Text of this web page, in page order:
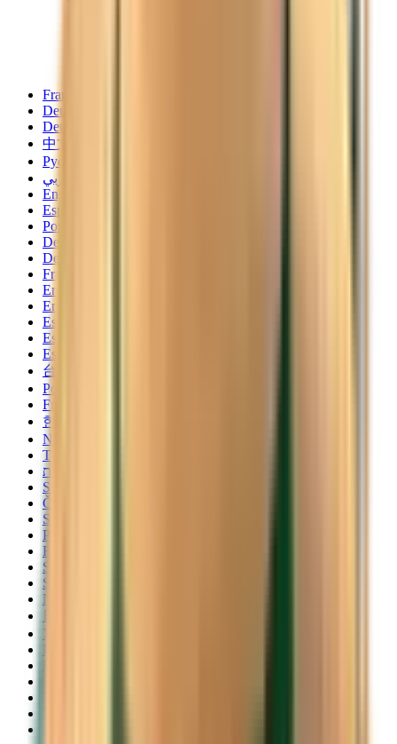
Français
Deutsch
Deutsch
中文
Русский
العربية/عربي
English
Español
Português
Deutsch
Deutsch
Français
English
English
Español
Español
Español
台灣話
Português
Français
한국어
Norsk
Türkçe
עברית
Svenska
Čeština
Slovenčina
Polski
Română
Srpski
Suomi
Nederlands
Українська